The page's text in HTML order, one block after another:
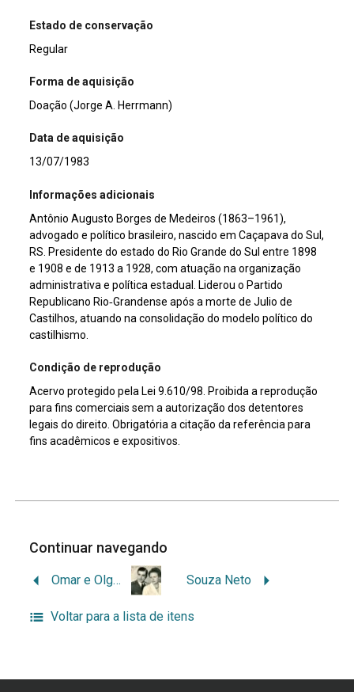
Estado de conservação
Regular
Forma de aquisição
Doação (Jorge A. Herrmann)
Data de aquisição
13/07/1983
Informações adicionais
Antônio Augusto Borges de Medeiros (1863–1961),
advogado e político brasileiro, nascido em Caçapava do Sul,
RS. Presidente do estado do Rio Grande do Sul entre 1898
e 1908 e de 1913 a 1928, com atuação na organização
administrativa e política estadual. Liderou o Partido
Republicano Rio‑Grandense após a morte de Julio de
Castilhos, atuando na consolidação do modelo político do
castilhismo.
Condição de reprodução
Acervo protegido pela Lei 9.610/98. Proibida a reprodução
para fins comerciais sem a autorização dos detentores
legais do direito. Obrigatória a citação da referência para
fins acadêmicos e expositivos.
Continuar navegando
Omar e Olga Silveira Souza Neto
Voltar para a lista de itens